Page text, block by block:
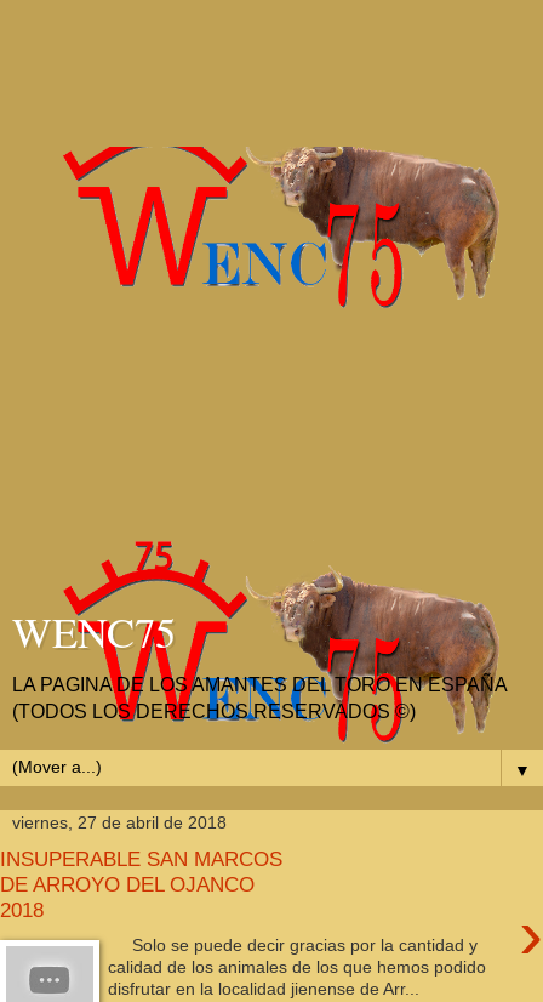
WENC75
LA PAGINA DE LOS AMANTES DEL TORO EN ESPAÑA
(TODOS LOS DERECHOS RESERVADOS ©)
▼
viernes, 27 de abril de 2018
INSUPERABLE SAN MARCOS
DE ARROYO DEL OJANCO
2018
›
Solo se puede decir gracias por la cantidad y
calidad de los animales de los que hemos podido
disfrutar en la localidad jienense de Arr...